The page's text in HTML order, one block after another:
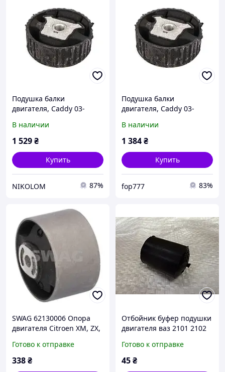
Подушка балки
двигателя, Caddy 03-
В наличии
1 529₴
Купить
NIKOLOM 87%
Подушка балки
двигателя, Caddy 03-
В наличии
1 384₴
Купить
fop777 83%
SWAG 62130006 Опора
двигателя Citroen XM, ZX,
Berlingo, Xsara, Xsara
Picasso
Готово к отправке
338₴
Отбойник буфер подушки
двигателя ваз 2101 2102
(2101-1001035)
Готово к отправке
45₴